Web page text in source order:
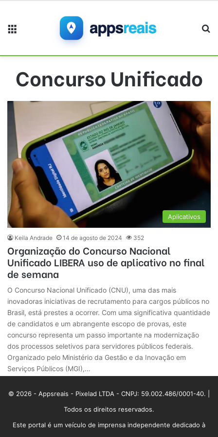
Concurso Unificado
Aplicativos
Keila Andrade 14 de agosto de 2024 352
Organização do Concurso Nacional
Unificado LIBERA uso de aplicativo no final
de semana
O Concurso Nacional Unificado (CNU), uma das mais
inovadoras iniciativas de recrutamento para cargos públicos no
Brasil, está prestes a ocorrer. Com uma significativa quantidade
de candidatos e um abrangente escopo de provas, este
concurso representa um passo importante na modernização
dos processos seletivos para servidores públicos federais.
Organizado pelo Ministério da Gestão e da Inovação em
Serviços Públicos (MGI),…
© 2026 - Appsreais - Pixelad LTDA - CNPJ: 59.002.486/0001-40. |
Todos os direitos reservados.
Este portal é um veículo de imprensa independente dedicado à